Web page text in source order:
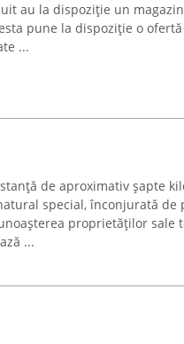
au la dispoziție un
pune la dispoziție o
...
de aproximativ șapte
special, înconjurată de
proprietăților sale
...